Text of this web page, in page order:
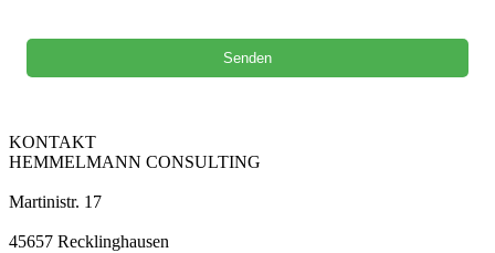
KONTAKT
HEMMELMANN CONSULTING
Martinistr. 17
45657 Recklinghausen